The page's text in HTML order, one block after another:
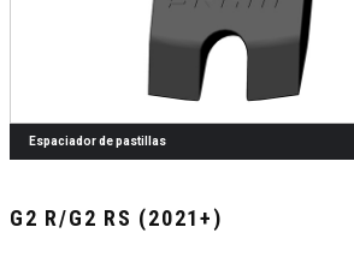
Espaciador de pastillas
G2 R/G2 RS (2021+)